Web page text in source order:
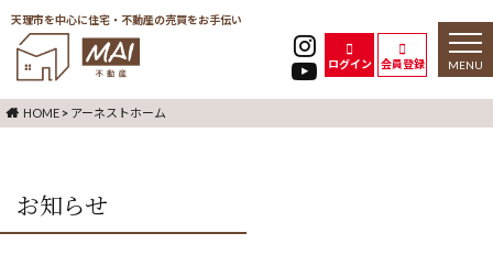
天理市を中心に住宅・不動産の売買をお手伝い
ログイン 会員登録
toggle
HOME > アーネストホーム
お知らせ